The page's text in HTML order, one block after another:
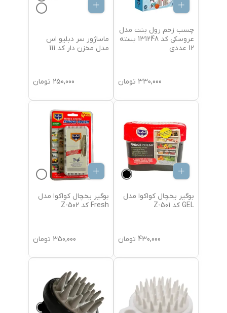
چسب زخم رول بنت مدل
عروسکی کد 131248 بسته
12 عددی
330,000 تومان
ماساژور سر دبلیو اس
مدل مخزن دار کد 111
250,000 تومان
بوگیر یخچال کواکوا مدل
GEL کد Z-501
430,000 تومان
بوگیر یخچال کواکوا مدل
Fresh کد Z-502
350,000 تومان